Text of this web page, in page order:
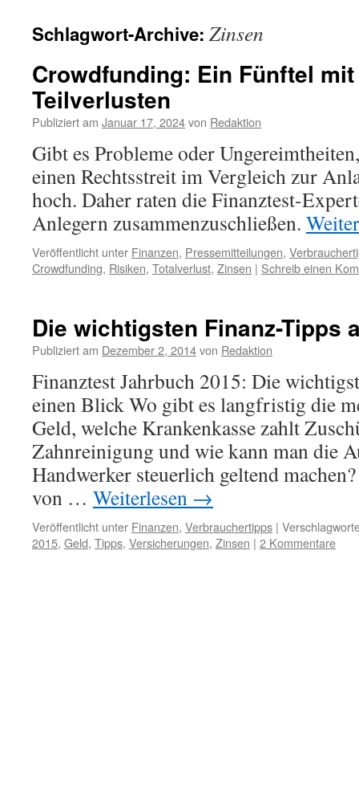
Schlagwort-Archive: Zinsen
Crowdfunding: Ein Fünftel
Teilverlusten
Publiziert am Januar 17, 2024von Redaktion
Gibt es Probleme oder
einen Rechtsstreit im Vergleich zur
hoch. Daher raten die Finanztest-
Anlegern zusammenzuschließen.
Veröffentlicht unter Finanzen, Pressemitteilungen,
Crowdfunding, Risiken, Totalverlust, Zinsen | Schreib einen
Die wichtigsten Finanz-Tipps
Publiziert am Dezember 2, 2014von Redaktion
Finanztest Jahrbuch 2015: Die
einen Blick Wo gibt es langfristig die
Geld, welche Krankenkasse zahlt
Zahnreinigung und wie kann man die
Handwerker steuerlich geltend
von … Weiterlesen →
Veröffentlicht unter Finanzen, Verbrauchertipps |
2015, Geld, Tipps, Versicherungen, Zinsen | 2 Kommentare